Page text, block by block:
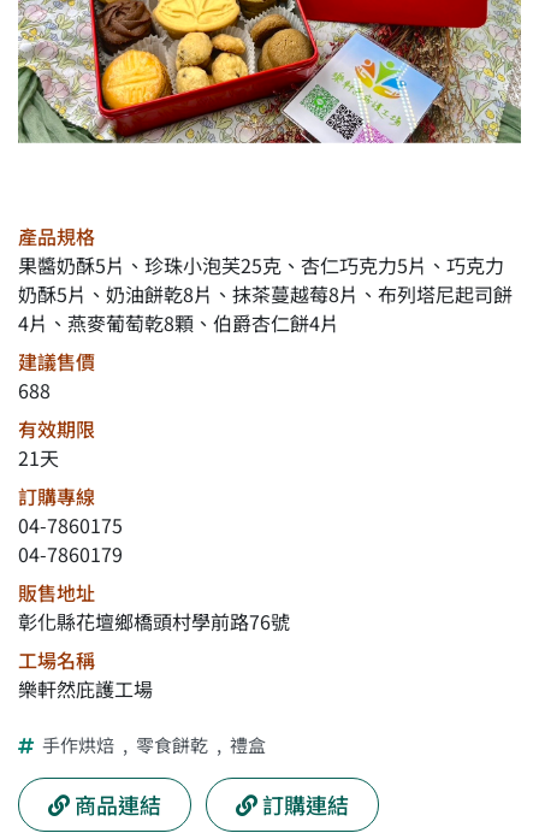
產品規格
果醬奶酥5片、珍珠小泡芙25克、杏仁巧克力5片、巧克力
奶酥5片、奶油餅乾8片、抹茶蔓越莓8片、布列塔尼起司餅
4片、燕麥葡萄乾8顆、伯爵杏仁餅4片
建議售價
688
有效期限
21天
訂購專線
04-7860175
04-7860179
販售地址
彰化縣花壇鄉橋頭村學前路76號
工場名稱
樂軒然庇護工場
手作烘焙 , 零食餅乾 , 禮盒
商品連結 訂購連結